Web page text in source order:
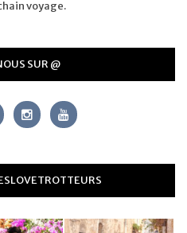
voyage.
SUR @